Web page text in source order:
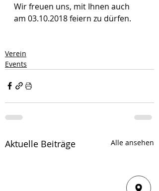
Wir freuen uns, mit Ihnen auch
am 03.10.2018 feiern zu dürfen.
Verein
Events
Aktuelle Beiträge Alle ansehen